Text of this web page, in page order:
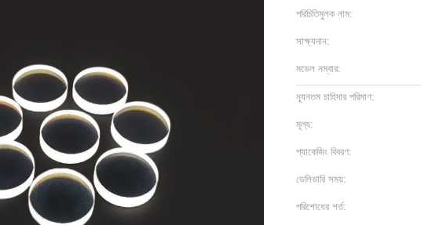
পরিচিতিমুলক নাম:
সাক্ষ্যদান:
মডেল নম্বার:
ন্যূনতম চাহিদার পরিমাণ:
মূল্য:
প্যাকেজিং বিবরণ:
ডেলিভারি সময়:
পরিশোধের শর্ত: